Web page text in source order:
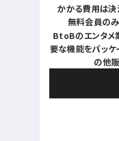
かかる費用は
無料会員の
BtoBのエンタメ
要な機能をパッ
の他